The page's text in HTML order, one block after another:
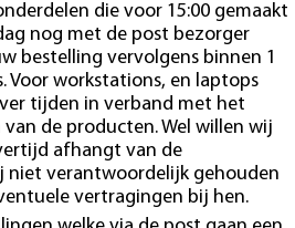
die voor 15:00 gemaakt
nog met de post bezorger
bestelling vervolgens binnen 1
Voor workstations, en laptops
tijden in verband met het
de producten. Wel willen wij
afhangt van de
niet verantwoordelijk gehouden
vertragingen bij hen.